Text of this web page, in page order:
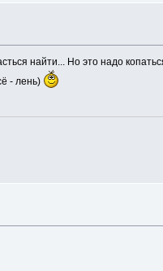
найти... Но это надо
- лень)